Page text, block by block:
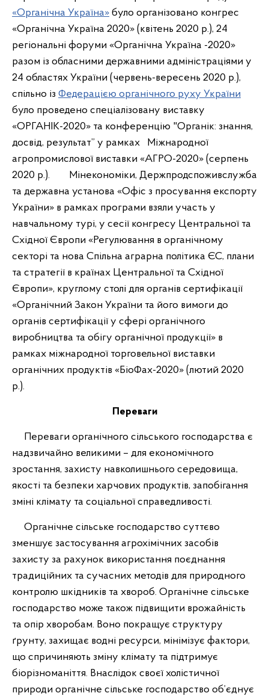
«Органічна Україна» було організовано конгрес
«Органічна Україна 2020» (квітень 2020 р.), 24
регіональні форуми «Органічна Україна -2020»
разом із обласними державними адміністраціями у
24 областях України (червень-вересень 2020 р.),
спільно із Федерацією органічного руху України
було проведено спеціалізовану виставку
«ОРГАНІК-2020» та конференцію "Органік: знання,
досвід, результат” у рамках Міжнародної
агропромислової виставки «АГРО-2020» (серпень
2020 р.). Мінекономіки, Держпродспоживслужба
та державна установа «Офіс з просування експорту
України» в рамках програми взяли участь у
навчальному турі, у сесії конгресу Центральної та
Східної Європи «Регулювання в органічному
секторі та нова Спільна аграрна політика ЄС, плани
та стратегії в країнах Центральної та Східної
Європи», круглому столі для органів сертифікації
«Органічний Закон України та його вимоги до
органів сертифікації у сфері органічного
виробництва та обігу органічної продукції» в
рамках міжнародної торговельної виставки
органічних продуктів «БіоФах-2020» (лютий 2020
р.).
Переваги
Переваги органічного сільського господарства є
надзвичайно великими – для економічного
зростання, захисту навколишнього середовища,
якості та безпеки харчових продуктів, запобігання
зміні клімату та соціальної справедливості.
Органічне сільське господарство суттєво
зменшує застосування агрохімічних засобів
захисту за рахунок використання поєднання
традиційних та сучасних методів для природного
контролю шкідників та хвороб. Органічне сільське
господарство може також підвищити врожайність
та опір хворобам. Воно покращує структуру
ґрунту, захищає водні ресурси, мінімізує фактори,
що спричиняють зміну клімату та підтримує
біорізноманіття. Внаслідок своєї холістичної
природи органічне сільське господарство об’єднує